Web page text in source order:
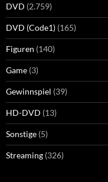
DVD (2.759)
DVD (Code1) (165)
Figuren (140)
Game (3)
Gewinnspiel (39)
HD-DVD (13)
Sonstige (5)
Streaming (326)